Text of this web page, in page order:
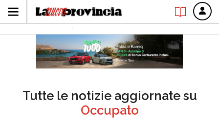
Tutte le notizie aggiornate su
Occupato